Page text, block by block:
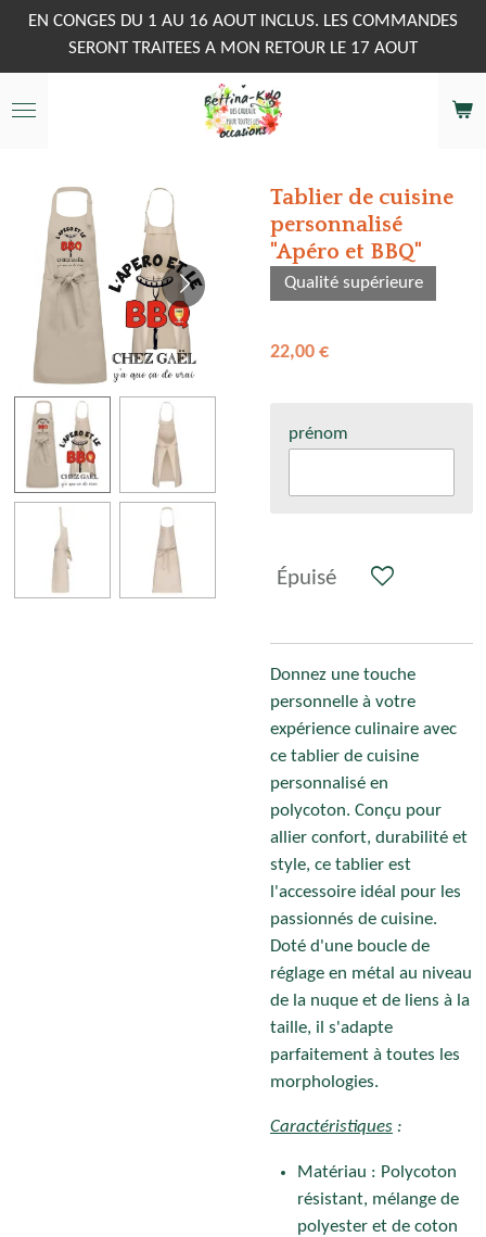
Passer
contenu
principal
EN CONGES DU 1 AU 16 AOUT INCLUS. LES COMMANDES
SERONT TRAITEES A MON RETOUR LE 17 AOUT
Tablier de cuisine
personnalisé
"Apéro et BBQ"
Qualité supérieure
22,00 €
prénom
Épuisé
Donnez une touche
personnelle à votre
expérience culinaire avec
ce tablier de cuisine
personnalisé en
polycoton. Conçu pour
allier confort, durabilité et
style, ce tablier est
l'accessoire idéal pour les
passionnés de cuisine.
Doté d'une boucle de
réglage en métal au niveau
de la nuque et de liens à la
taille, il s'adapte
parfaitement à toutes les
morphologies.
Caractéristiques :
Matériau : Polycoton
résistant, mélange de
polyester et de coton